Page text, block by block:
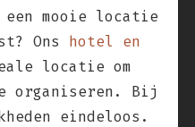
een mooie locatie
Ons
hotel en
locatie om
organiseren. Bij
eindeloos.